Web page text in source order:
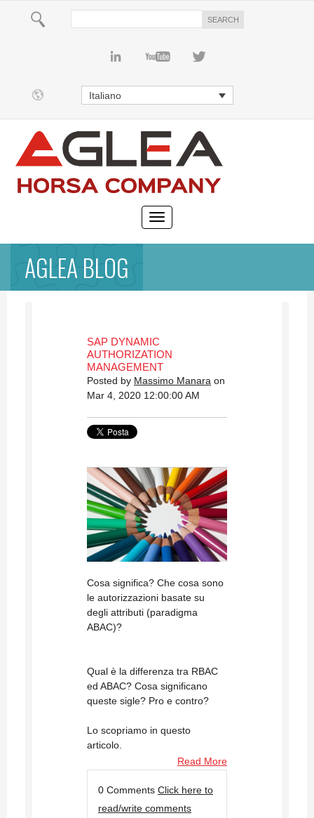
Italiano
AGLEA BLOG
SAP DYNAMIC
AUTHORIZATION
MANAGEMENT
Posted by Massimo Manara on
Mar 4, 2020 12:00:00 AM
Cosa significa? Che cosa sono
le autorizzazioni basate su
degli attributi (paradigma
ABAC)?
Qual è la differenza tra RBAC
ed ABAC? Cosa significano
queste sigle? Pro e contro?
Lo scopriamo in questo
articolo.
Read More
0 Comments Click here to
read/write comments